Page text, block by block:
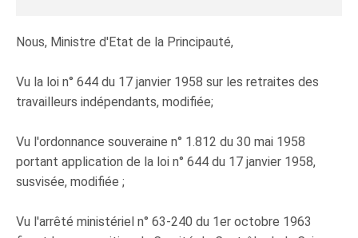
Nous, Ministre d'Etat de la Principauté,
Vu la loi n° 644 du 17 janvier 1958 sur les retraites des
travailleurs indépendants, modifiée;
Vu l'ordonnance souveraine n° 1.812 du 30 mai 1958
portant application de la loi n° 644 du 17 janvier 1958,
susvisée, modifiée ;
Vu l'arrêté ministériel n° 63-240 du 1er octobre 1963